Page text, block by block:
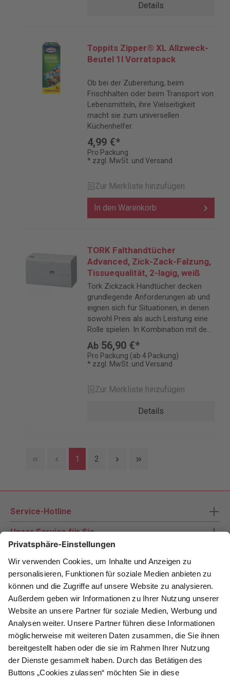
Details
Toppits Zipper® XL Allzweck-
Beutel 1l Vorratspack
Ob bei der Zubereitung, beim
Frischhalten oder beim Transport von
Lebensmitteln, ihre Vielseitigkeit
macht sie zum universellen
Küchenhelfer.
4,99 €*
Pro Packung
* zzgl. MwSt. und Versand
Zur Merkliste hinzufügen
In den Warenkorb
TORK Falthandtücher
Advanced, Zick-Zack-Falzung,
Tissuequalität, 2-lagig, weiß
Tork Zickzack Handtücher decken
grundlegende Anforderungen ab und
eignen sich für Situationen, in denen
sowohl Preis als auch Leistung eine
Rolle spielen. In Kombination mit dem
Tork Spender für Zickzack
Handtücher eignen sich die
Handtücher perfekt für Umgebungen
Ab 56,90 €*
Pro Packung (ab 4 Packung)
* zzgl. MwSt. und Versand
Zur Merkliste hinzufügen
Details
1 2
Service-Hotline
Unser Service für Sie
Zahlungsarten
Newsletter abonnieren
Als Dankeschön für Ihr D&K Newsletter-Abo
erhalten Sie ein 10 € -Gutschein:
Das sind Ihre Vorteile